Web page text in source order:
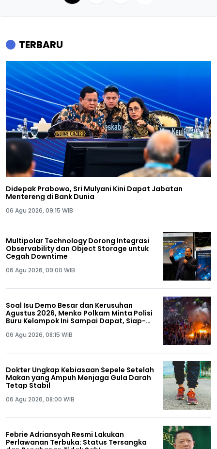
TERBARU
Didepak Prabowo, Sri Mulyani Kini Dapat Jabatan
Mentereng di Bank Dunia
06 Agu 2026, 09:15 WIB
Multipolar Technology Dorong Integrasi
Observability dan Object Storage untuk
Cegah Downtime
06 Agu 2026, 09:00 WIB
Soal Isu Demo Besar dan Kerusuhan
Agustus 2026, Menko Polkam Minta Polisi
Buru Kelompok Ini Sampai Dapat, Siap-
06 Agu 2026, 08:15 WIB
Dokter Ungkap Kebiasaan Sepele Setelah
Makan yang Ampuh Menjaga Gula Darah
Tetap Stabil
06 Agu 2026, 08:00 WIB
Febrie Adriansyah Resmi Lakukan
Perlawanan Terbuka: Status Tersangka